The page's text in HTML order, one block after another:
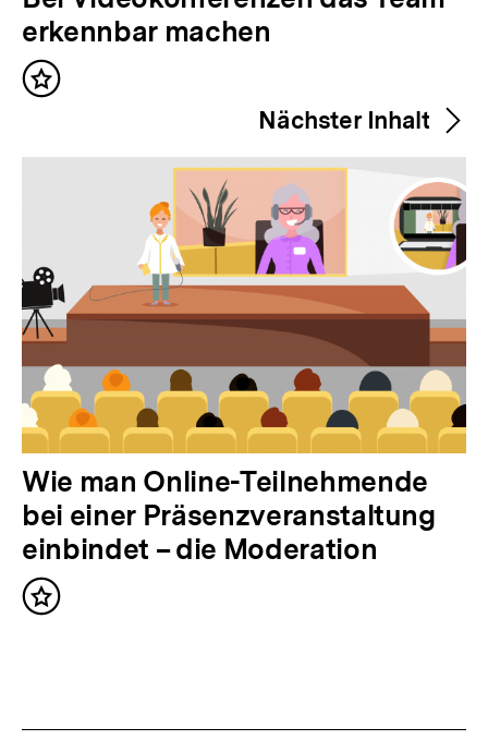
o
r
h
r
e
r
I
n
h
a
l
t
:
erkennbar machen
Inhalt
Nächster Inhalt
N
ä
c
h
s
Wie man Online-Teilnehmende
bei einer Präsenzveranstaltung
einbindet – die Moderation
Inhalt